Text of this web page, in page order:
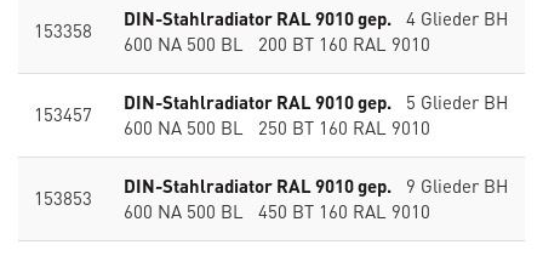
153358 DIN-Stahlradiator RAL 9010 gep. 4 Glieder BH
600 NA 500 BL 200 BT 160 RAL 9010
153457 DIN-Stahlradiator RAL 9010 gep. 5 Glieder BH
600 NA 500 BL 250 BT 160 RAL 9010
153853 DIN-Stahlradiator RAL 9010 gep. 9 Glieder BH
600 NA 500 BL 450 BT 160 RAL 9010